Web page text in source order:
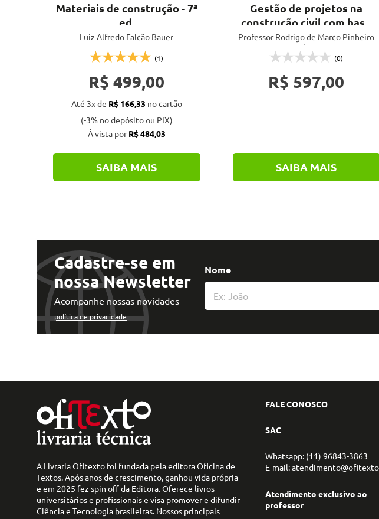
Materiais de construção - 7ª
ed.
Luiz Alfredo Falcão Bauer
(1)
R$ 499,00
Até 3x de R$ 166,33 no cartão
(-3% no depósito ou PIX)
À vista porR$ 484,03
SAIBA MAIS
Gestão de projetos na
construção civil com base
no PMBOK®
Professor Rodrigo de Marco Pinheiro
Sêga
(0)
R$ 597,00
SAIBA MAIS
Cadastre-se em
nossa Newsletter
Acompanhe nossas novidades
política de privacidade
Nome
A Livraria Ofitexto foi fundada pela editora Oficina de
Textos. Após anos de crescimento, ganhou vida própria
e em 2025 fez spin off da Editora. Oferece livros
universitários e profissionais e visa promover e difundir
Ciência e Tecnologia brasileiras. Nossos principais
FALE CONOSCO
SAC
Whatsapp: (11) 96843-3863
E-mail:
Atendimento exclusivo ao
professor